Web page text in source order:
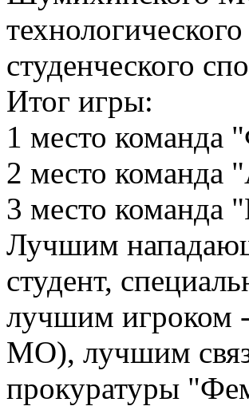
студенческого
Итог игры:
1 место команда
2 место
3 место
Лучшим
студент,
лучшим игроком
МО), лучшим
прокуратуры